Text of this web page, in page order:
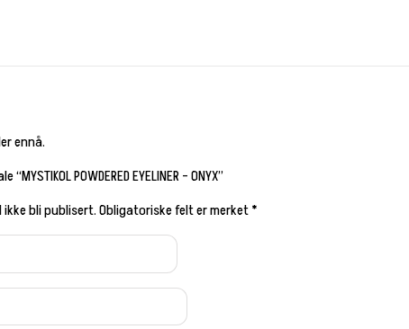
ennå.
POWDERED EYELINER – ONYX”
bli publisert.Obligatoriske felt er merket*